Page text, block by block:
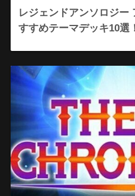
レジェンドアンソロジー
すすめテーマデッキ10選